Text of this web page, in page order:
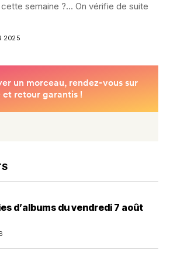
semaine ?... On vérifie de suite
2025
d’albums du vendredi 7 août